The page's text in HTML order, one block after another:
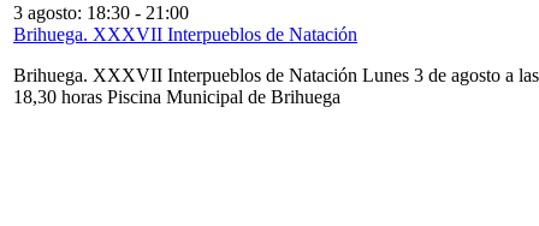
3 agosto: 18:30 - 21:00
Brihuega. XXXVII Interpueblos de Natación
Brihuega. XXXVII Interpueblos de Natación Lunes 3 de agosto a las
18,30 horas Piscina Municipal de Brihuega